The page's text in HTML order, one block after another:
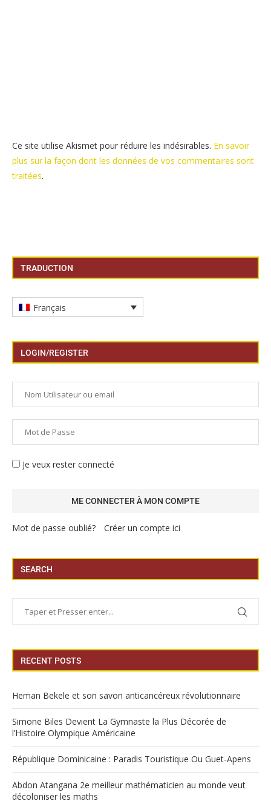
Ce site utilise Akismet pour réduire les indésirables. En savoir
plus sur la façon dont les données de vos commentaires sont
traitées.
TRADUCTION
Français
LOGIN/REGISTER
Je veux rester connecté
Mot de passe oublié? Créer un compte ici
SEARCH
RECENT POSTS
Heman Bekele et son savon anticancéreux révolutionnaire
Simone Biles Devient La Gymnaste la Plus Décorée de
l’Histoire Olympique Américaine
République Dominicaine : Paradis Touristique Ou Guet-Apens
Abdon Atangana 2e meilleur mathématicien au monde veut
décoloniser les maths